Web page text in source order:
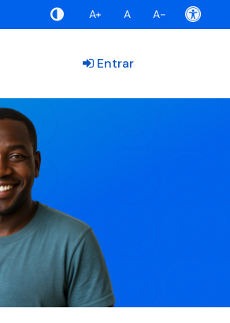
A+ A A-
Entrar